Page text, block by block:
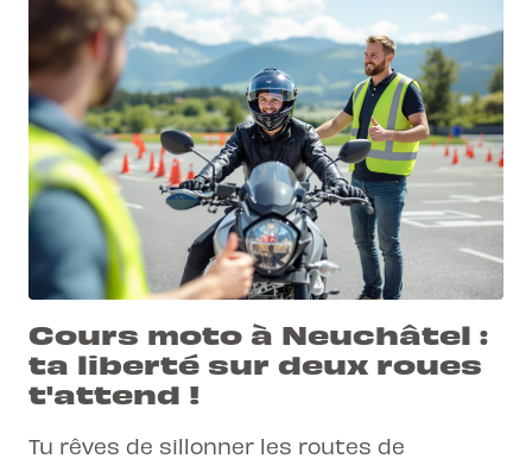
Cours moto à Neuchâtel :
ta liberté sur deux roues
t'attend !
Tu rêves de sillonner les routes de